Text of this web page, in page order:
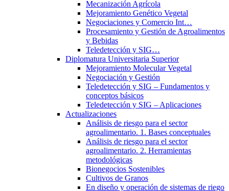
Mecanización Agrícola
Mejoramiento Genético Vegetal
Negociaciones y Comercio Int…
Procesamiento y Gestión de Agroalimentos
y Bebidas
Teledetección y SIG…
Diplomatura Universitaria Superior
Mejoramiento Molecular Vegetal
Negociación y Gestión
Teledetección y SIG – Fundamentos y
conceptos básicos
Teledetección y SIG – Aplicaciones
Actualizaciones
Análisis de riesgo para el sector
agroalimentario. 1. Bases conceptuales
Análisis de riesgo para el sector
agroalimentario. 2. Herramientas
metodológicas
Bionegocios Sostenibles
Cultivos de Granos
En diseño y operación de sistemas de riego